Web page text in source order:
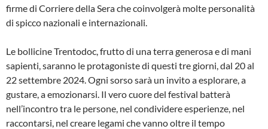
firme di Corriere della Sera che coinvolgerà molte personalità
di spicco nazionali e internazionali.
Le bollicine Trentodoc, frutto di una terra generosa e di mani
sapienti, saranno le protagoniste di questi tre giorni, dal 20 al
22 settembre 2024. Ogni sorso sarà un invito a esplorare, a
gustare, a emozionarsi. Il vero cuore del festival batterà
nell’incontro tra le persone, nel condividere esperienze, nel
raccontarsi, nel creare legami che vanno oltre il tempo